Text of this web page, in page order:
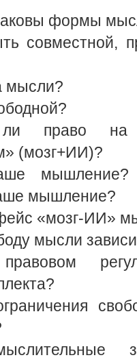
формы
совместной,
мысли?
ли право
(мозг+ИИ)?
мышление?
мышление?
«мозг-ИИ»
мысли